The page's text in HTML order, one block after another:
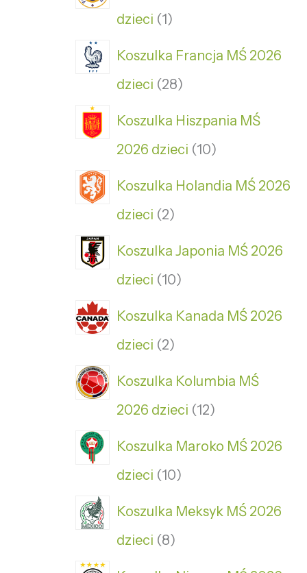
dzieci 1
Koszulka Francja MŚ 2026
dzieci 28
Koszulka Hiszpania MŚ
2026 dzieci 10
Koszulka Holandia MŚ 2026
dzieci 2
Koszulka Japonia MŚ 2026
dzieci 10
Koszulka Kanada MŚ 2026
dzieci 2
Koszulka Kolumbia MŚ
2026 dzieci 12
Koszulka Maroko MŚ 2026
dzieci 10
Koszulka Meksyk MŚ 2026
dzieci 8